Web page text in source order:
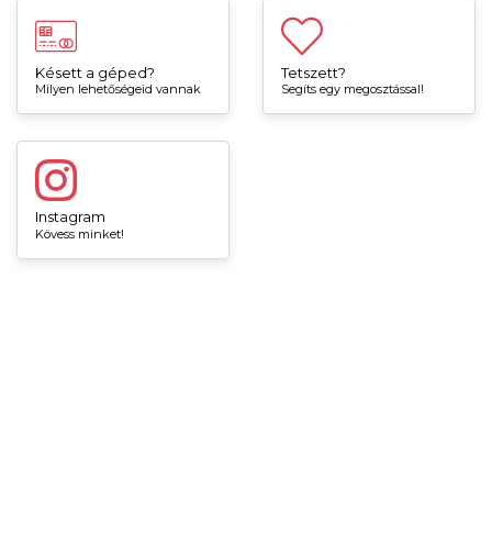
Késett a géped?
Milyen lehetőségeid vannak
Tetszett?
Segíts egy megosztással!
Instagram
Kövess minket!